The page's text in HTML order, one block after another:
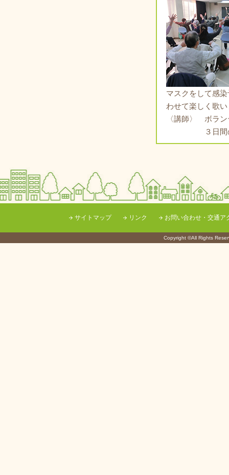
マスクをして感
わせて楽しく歌
〈講師〉 ボラ
３日間の参
サイトマップ リンク お問い合わせ・交通ア
Copyright ©All Rights